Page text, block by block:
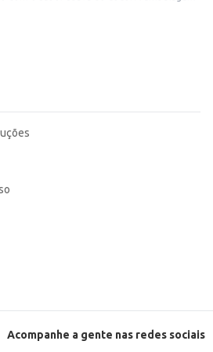
Acompanhe a gente nas redes sociais